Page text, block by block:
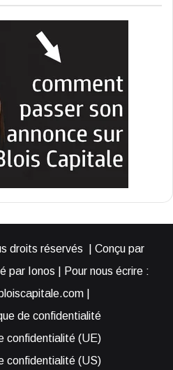
droits réservés | Conçu par
par Ionos | Pour nous écrire :
|
de confidentialité
confidentialité (UE)
confidentialité (US)